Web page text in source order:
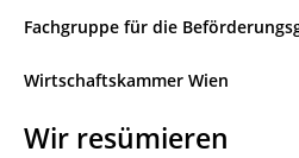
Fachgruppe für die
Wirtschaftskammer Wien
Wir resümieren